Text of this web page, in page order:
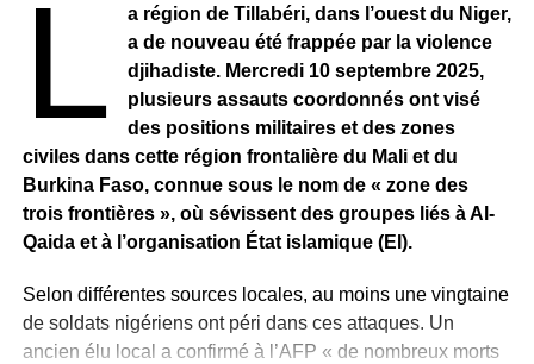
L
a région de Tillabéri, dans l’ouest du Niger,
a de nouveau été frappée par la violence
djihadiste. Mercredi 10 septembre 2025,
plusieurs assauts coordonnés ont visé
des positions militaires et des zones
civiles dans cette région frontalière du Mali et du
Burkina Faso, connue sous le nom de « zone des
trois frontières », où sévissent des groupes liés à Al-
Qaida et à l’organisation État islamique (EI).
Selon différentes sources locales, au moins une vingtaine
de soldats nigériens ont péri dans ces attaques. Un
ancien élu local a confirmé à l’AFP « de nombreux morts